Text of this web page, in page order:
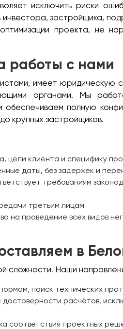
исключить риски
застройщика,
проекта, не
работы с нами
имеет юридическую
органами. Мы
полную
крупных застройщиков.
цели клиента и специфику
даты, без задержек и
требованиям
третьим лицам
на проведение всех видов
в
сложности. Наши
поиск технических
расчётов,
соответствия проектных